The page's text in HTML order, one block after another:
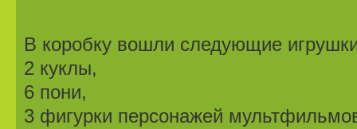
В коробку вошли следующие
2 куклы,
6 пони,
3 фигурки персонажей